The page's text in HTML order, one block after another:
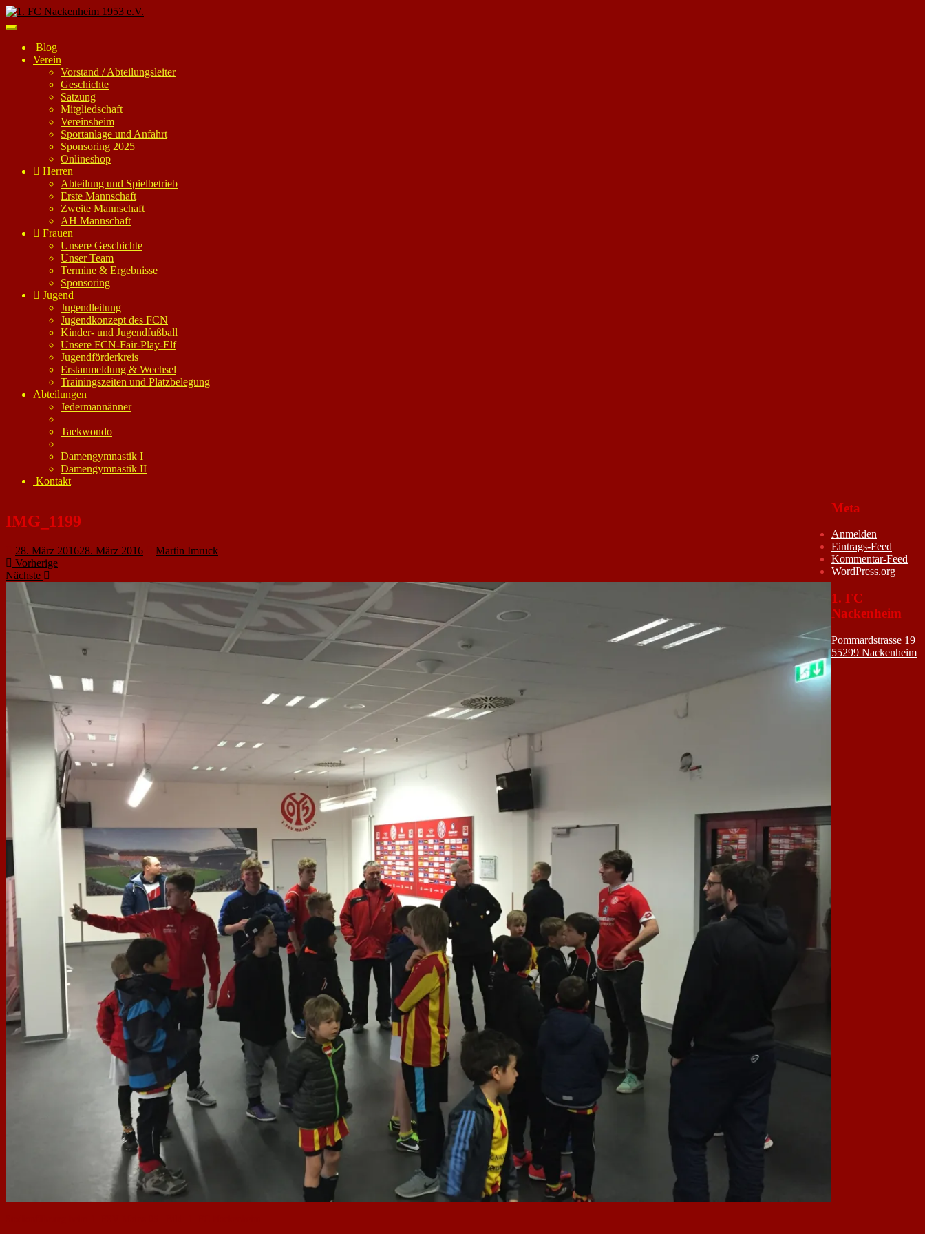
Skip
to
content
Toggle
navigationBlog
Verein
Vorstand / Abteilungsleiter
Geschichte
Satzung
Mitgliedschaft
Vereinsheim
Sportanlage und Anfahrt
Sponsoring 2025
Onlineshop
Herren
Abteilung und Spielbetrieb
Erste Mannschaft
Zweite Mannschaft
AH Mannschaft
Frauen
Unsere Geschichte
Unser Team
Termine & Ergebnisse
Sponsoring
Jugend
Jugendleitung
Jugendkonzept des FCN
Kinder- und Jugendfußball
Unsere FCN-Fair-Play-Elf
Jugendförderkreis
Erstanmeldung & Wechsel
Trainingszeiten und Platzbelegung
Abteilungen
Jedermannänner
Taekwondo
Damengymnastik I
Damengymnastik II
Kontakt
IMG_1199
28. März 201628. März 2016
Martin Imruck
Vorherige
Nächste
Meta
Anmelden
Eintrags-Feed
Kommentar-Feed
WordPress.org
1. FC
Nackenheim
Pommardstrasse 19
55299 Nackenheim